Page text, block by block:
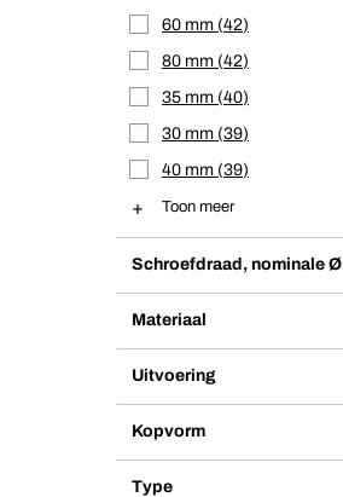
60 mm 42
80 mm 42
35 mm 40
30 mm 39
40 mm 39
Toon meer
Schroefdraad, nominale Ø
Materiaal
Uitvoering
Kopvorm
Type